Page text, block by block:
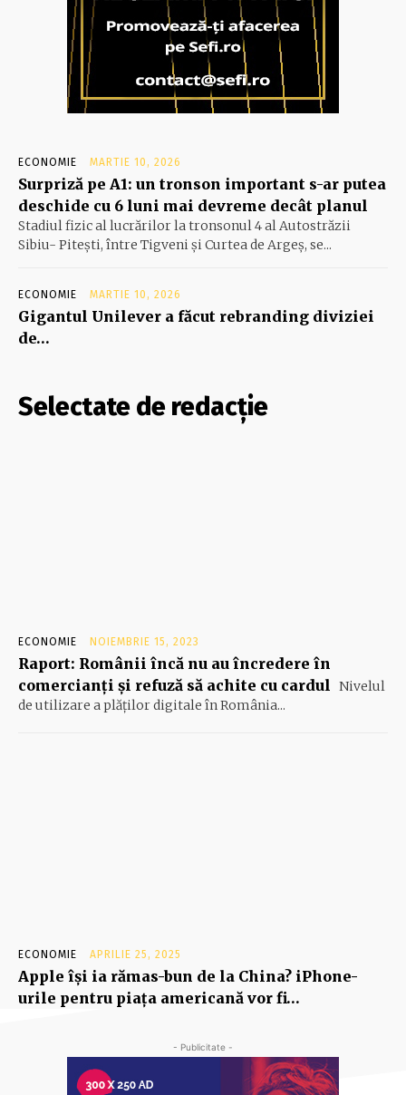
ECONOMIE MARTIE 10, 2026
Surpriză pe A1: un tronson important s-ar putea
deschide cu 6 luni mai devreme decât planul
Stadiul fizic al lucrărilor la tronsonul 4 al Autostrăzii
Sibiu- Piteşti, între Tigveni şi Curtea de Argeş, se...
ECONOMIE MARTIE 10, 2026
Gigantul Unilever a făcut rebranding diviziei
de…
Selectate de redacție
ECONOMIE NOIEMBRIE 15, 2023
Raport: Românii încă nu au încredere în
comercianți și refuză să achite cu cardul
Nivelul
de utilizare a plăților digitale în România...
ECONOMIE APRILIE 25, 2025
Apple îşi ia rămas-bun de la China? iPhone-
urile pentru piaţa americană vor fi…
- Publicitate -